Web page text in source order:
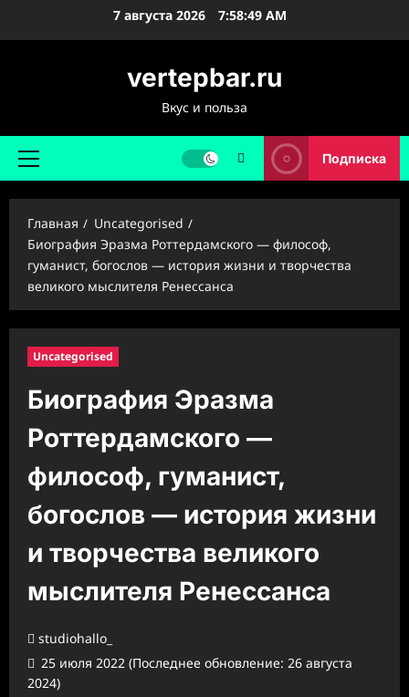
7 августа 2026 7:58:50 AM
vertepbar.ru
Вкус и польза
Основное
Подписка
Главная
Uncategorised
Биография Эразма Роттердамского — философ,
гуманист, богослов — история жизни и творчества
великого мыслителя Ренессанса
Uncategorised
Биография Эразма
Роттердамского —
философ, гуманист,
богослов — история жизни
и творчества великого
мыслителя Ренессанса
studiohallo_
25 июля 2022 (Последнее обновление: 26 августа
2024)